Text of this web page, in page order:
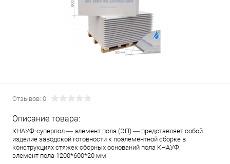
Отзывов: 0
Описание товара:
КНАУФ-суперпол — элемент пола (ЭП) — представляет собой
изделие заводской готовности к поэлементной сборке в
конструкциях стяжек сборных оснований пола КНАУФ.
элемент пола 1200*600*20 мм